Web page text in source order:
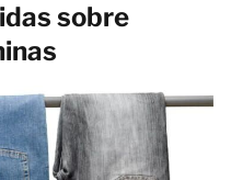
sobre